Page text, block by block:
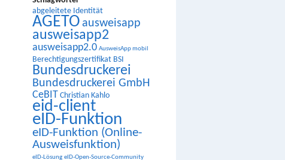
abgeleitete Identität
AGETO ausweisapp
ausweisapp2
ausweisapp2.0 AusweisApp mobil
Berechtigungszertifikat BSI
Bundesdruckerei
Bundesdruckerei GmbH
CeBIT Christian Kahlo
eid-client
eID-Funktion
eID-Funktion (Online-
Ausweisfunktion)
eID-Lösung eID-Open-Source-Community